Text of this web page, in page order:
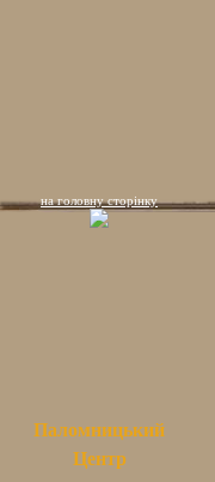
на головну сторінку
Паломницький
Центр